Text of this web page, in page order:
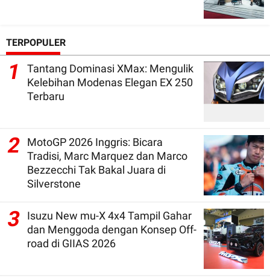
TERPOPULER
1
Tantang Dominasi XMax: Mengulik
Kelebihan Modenas Elegan EX 250
Terbaru
2
MotoGP 2026 Inggris: Bicara
Tradisi, Marc Marquez dan Marco
Bezzecchi Tak Bakal Juara di
Silverstone
3
Isuzu New mu-X 4x4 Tampil Gahar
dan Menggoda dengan Konsep Off-
road di GIIAS 2026